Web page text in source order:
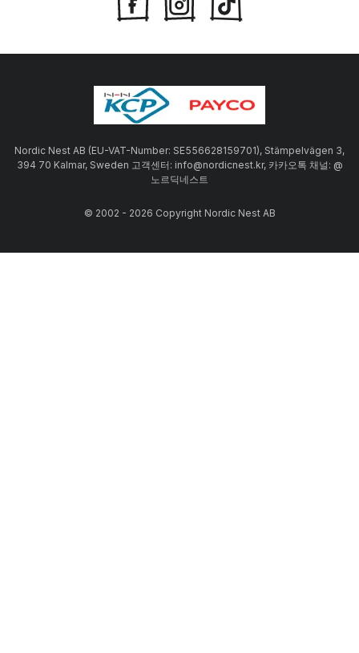
Nordic Nest AB (EU-VAT-Number: SE556628159701), Stämpelvägen 3,
394 70 Kalmar, Sweden 고객센터: info@nordicnest.kr, 카카오톡 채널: @
노르딕네스트
© 2002 - 2026 Copyright Nordic Nest AB